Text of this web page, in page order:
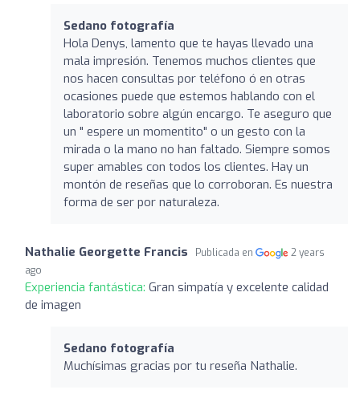
Sedano fotografía
Hola Denys, lamento que te hayas llevado una
mala impresión. Tenemos muchos clientes que
nos hacen consultas por teléfono ó en otras
ocasiones puede que estemos hablando con el
laboratorio sobre algún encargo. Te aseguro que
un " espere un momentito" o un gesto con la
mirada o la mano no han faltado. Siempre somos
super amables con todos los clientes. Hay un
montón de reseñas que lo corroboran. Es nuestra
forma de ser por naturaleza.
Nathalie Georgette Francis Publicada en
2 years
ago
Experiencia fantástica: Gran simpatía y excelente calidad
de imagen
Sedano fotografía
Muchísimas gracias por tu reseña Nathalie.